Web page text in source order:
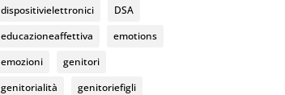
dispositivielettronici
DSA
educazioneaffettiva
emotions
emozioni
genitori
genitorialità
genitoriefigli